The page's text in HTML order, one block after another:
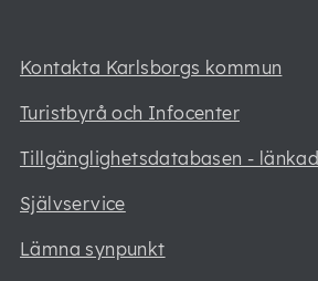
Kontakta Karlsborgs kommun
Turistbyrå och Infocenter
Tillgänglighetsdatabasen - länkad
Självservice
Lämna synpunkt